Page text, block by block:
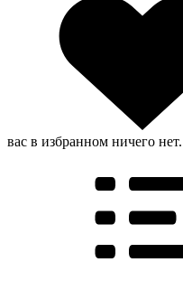
вас в избранном ничего нет.